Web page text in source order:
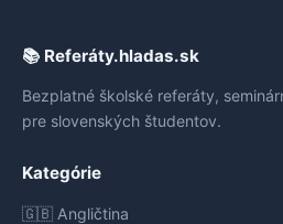
📚 Referáty.hladas.sk
Bezplatné školské referáty,
pre slovenských študentov.
Kategórie
🇬🇧 Angličtina